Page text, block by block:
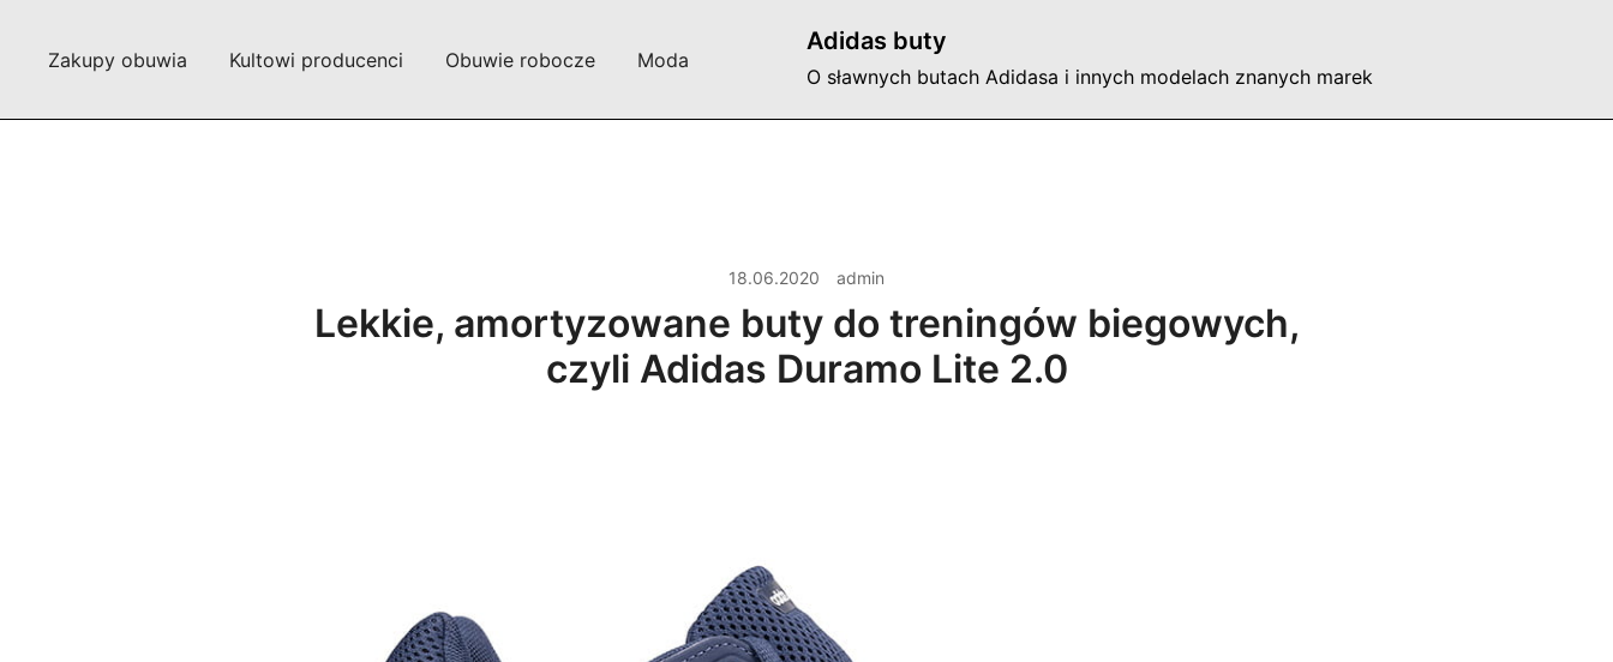
Zakupy obuwia Kultowi producenci Obuwie robocze Moda
Adidas buty
O sławnych butach Adidasa i innych modelach znanych marek
18.06.2020 admin
Lekkie, amortyzowane buty do treningów biegowych,
czyli Adidas Duramo Lite 2.0